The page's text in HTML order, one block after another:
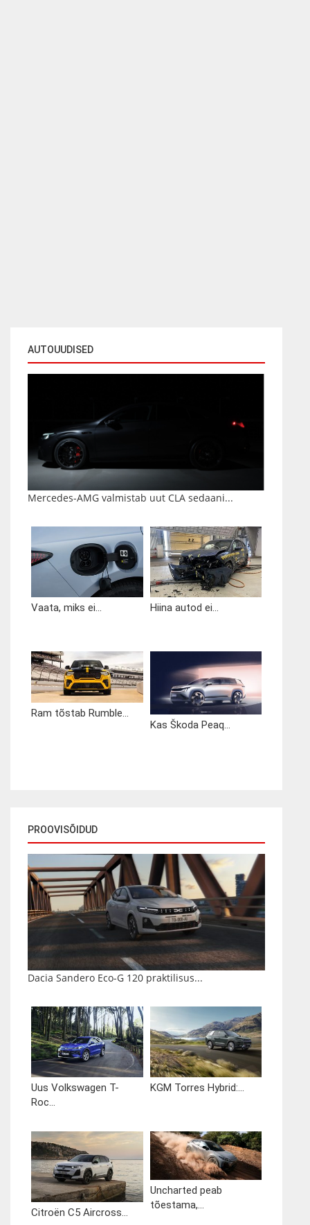
AUTOUUDISED
Mercedes-AMG valmistab uut CLA sedaani...
Vaata, miks ei... Hiina autod ei...
Ram tõstab Rumble...
Kas Škoda Peaq...
PROOVISÕIDUD
Dacia Sandero Eco-G 120 praktilisus...
Uus Volkswagen T-
Roc...
KGM Torres Hybrid:...
Citroën C5 Aircross...
Uncharted peab
tõestama,...